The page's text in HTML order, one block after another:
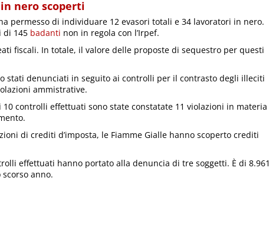
nero scoperti
permesso di individuare 12 evasori totali e 34 lavoratori in nero.
di 145 badanti non in regola con l’Irpef.
fiscali. In totale, il valore delle proposte di sequestro per questi
stati denunciati in seguito ai controlli per il contrasto degli illeciti
ammistrative.
controlli effettuati sono state constatate 11 violazioni in materia
di crediti d’imposta, le Fiamme Gialle hanno scoperto crediti
effettuati hanno portato alla denuncia di tre soggetti. È di 8.961
anno.